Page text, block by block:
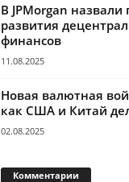
В JPMorgan назвали
развития
финансов
11.08.2025
Новая валютная
как США и Китай
02.08.2025
Комментарии